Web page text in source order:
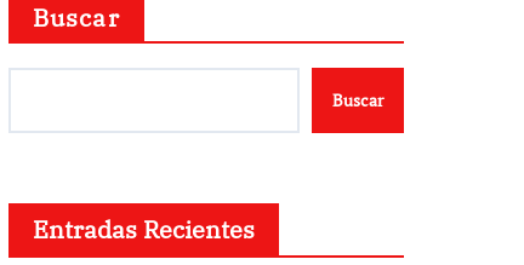
Buscar
Buscar
Entradas Recientes